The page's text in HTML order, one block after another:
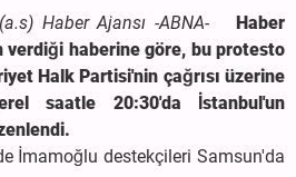
Haber Ajansı -ABNA-
Haber
verdiği haberine göre, bu protesto
Halk Partisi'nin çağrısı üzerine
saatle 20:30'da İstanbul'un
İmamoğlu destekçileri Samsun'da